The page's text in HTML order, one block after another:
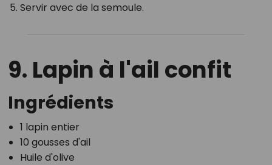
Servir avec de la semoule.
9. Lapin à l'ail confit
Ingrédients
1 lapin entier
10 gousses d'ail
Huile d'olive